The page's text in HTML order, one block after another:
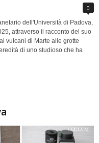
0
dell'Università di Padova,
attraverso il racconto del suo
vulcani di Marte alle grotte
di uno studioso che ha